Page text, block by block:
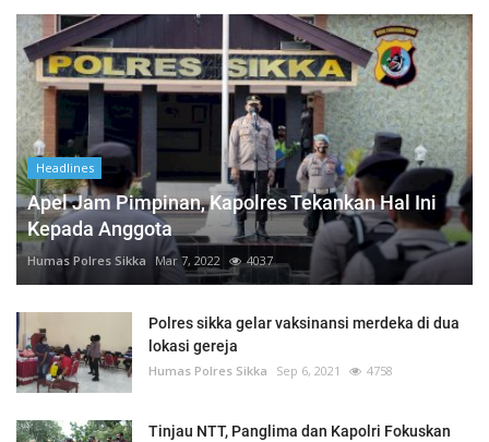
Headlines
Apel Jam Pimpinan, Kapolres Tekankan Hal Ini
Kepada Anggota
Humas Polres Sikka Mar 7, 2022 4037
Polres sikka gelar vaksinansi merdeka di dua
lokasi gereja
Humas Polres Sikka Sep 6, 2021 4758
Tinjau NTT, Panglima dan Kapolri Fokuskan